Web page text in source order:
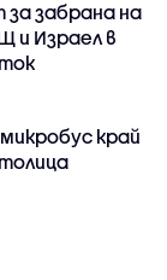
за забрана на
и Израел в
край